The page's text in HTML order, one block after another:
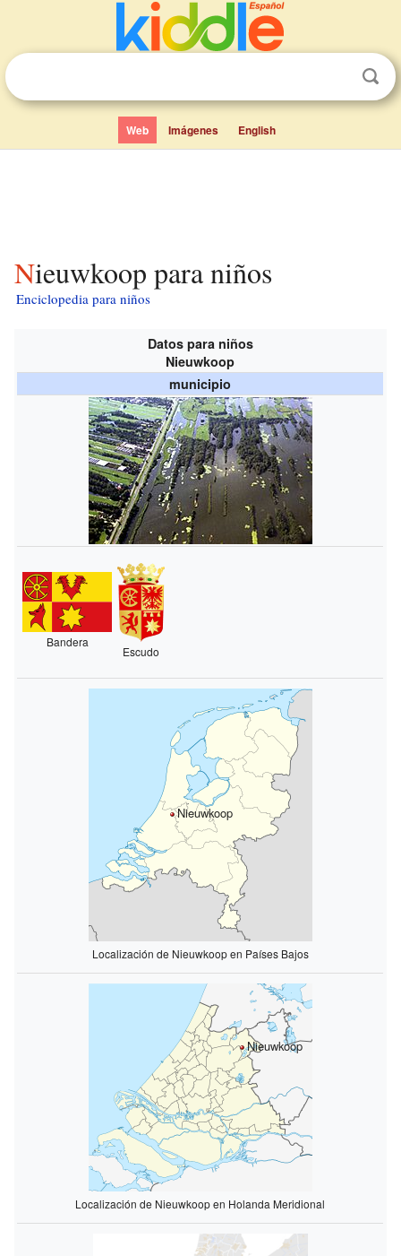
Web Imágenes English
Nieuwkoop para niños
Enciclopedia para niños
Datos para niños
Nieuwkoop
municipio
Bandera
Escudo
Nieuwkoop
Localización de Nieuwkoop en Países Bajos
Nieuwkoop
Localización de Nieuwkoop en Holanda Meridional